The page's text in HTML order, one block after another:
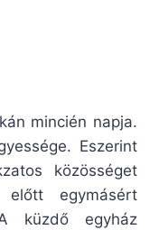
mincién napja.
Eszerint
közösséget
egymásért
küzdő egyház